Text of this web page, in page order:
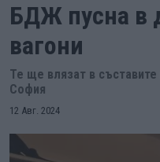
БДЖ пусна в
вагони
Те ще влязат в
София
12 Авг. 2024